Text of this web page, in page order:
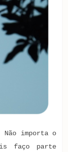
importa o
faço parte